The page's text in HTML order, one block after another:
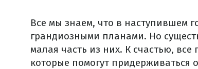
Все мы знаем, что в наступившем
грандиозными планами. Но
малая часть из них. К счастью, все
которые помогут